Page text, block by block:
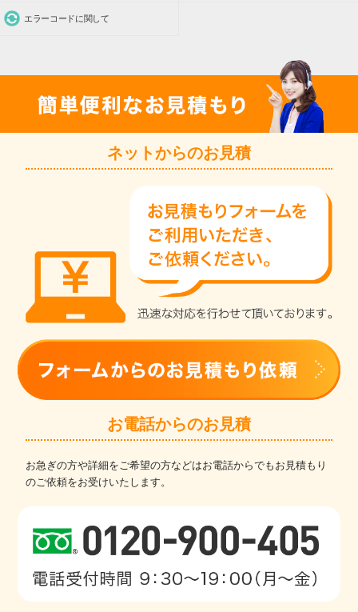
エラーコードに関して
ネットからのお見積
お電話からのお見積
お急ぎの方や詳細をご希望の方などはお電話からでもお見積もり
のご依頼をお受けいたします。